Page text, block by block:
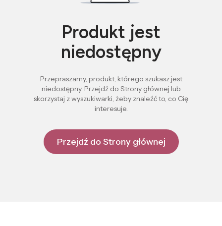
Produkt jest
niedostępny
Przepraszamy, produkt, którego szukasz jest
niedostępny. Przejdź do Strony głównej lub
skorzystaj z wyszukiwarki, żeby znaleźć to, co Cię
interesuje.
Przejdź do Strony głównej